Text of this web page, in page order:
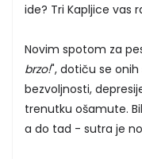
ide? Tri Kapljice vas
Novim spotom za
brzo!", dotiču se
bezvoljnosti,
trenutku ošamute.
a do tad - sutra je